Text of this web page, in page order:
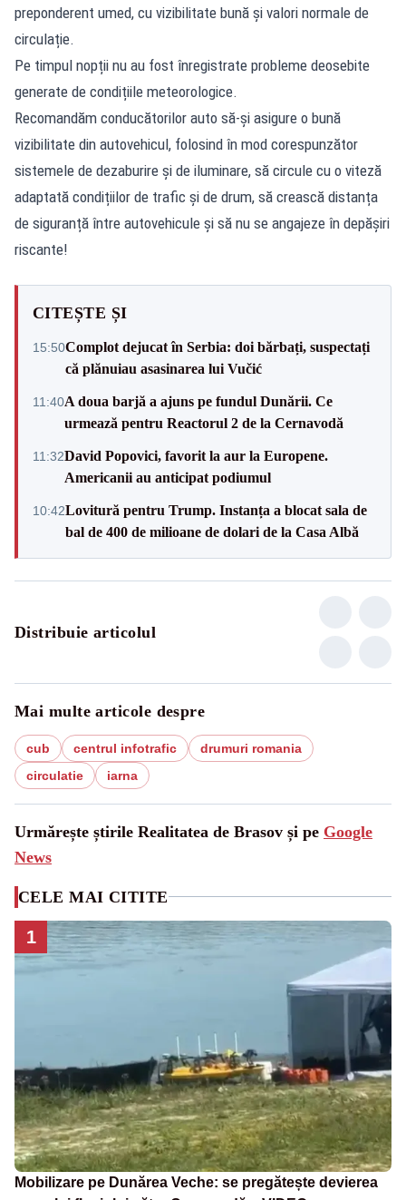
preponderent umed, cu vizibilitate bună și valori normale de
circulație.
Pe timpul nopții nu au fost înregistrate probleme deosebite
generate de condițiile meteorologice.
Recomandăm conducătorilor auto să-și asigure o bună
vizibilitate din autovehicul, folosind în mod corespunzător
sistemele de dezaburire și de iluminare, să circule cu o viteză
adaptată condițiilor de trafic și de drum, să crească distanța
de siguranță între autovehicule și să nu se angajeze în depășiri
riscante!
CITEȘTE ȘI
15:50Complot dejucat în Serbia: doi bărbați, suspectați
că plănuiau asasinarea lui Vučić
11:40A doua barjă a ajuns pe fundul Dunării. Ce
urmează pentru Reactorul 2 de la Cernavodă
11:32David Popovici, favorit la aur la Europene.
Americanii au anticipat podiumul
10:42Lovitură pentru Trump. Instanța a blocat sala de
bal de 400 de milioane de dolari de la Casa Albă
Distribuie articolul
Mai multe articole despre
cub centrul infotrafic
drumuri romania
circulatie
iarna
Urmărește știrile Realitatea de Brasov și pe Google
News
CELE MAI CITITE
1
Mobilizare pe Dunărea Veche: se pregătește devierea